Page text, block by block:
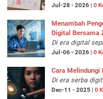
Jul-28 - 2026 | 0
Menambah
Digital Bersama
Di era digital
Jul-06 - 2026 | 0
Cara Melindungi
Di era serba
Dec-11 - 2025 | 0